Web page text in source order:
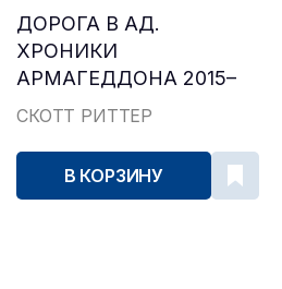
ДОРОГА В АД.
ХРОНИКИ
АРМАГЕДДОНА 2015–
2024
СКОТТ РИТТЕР
В КОРЗИНУ